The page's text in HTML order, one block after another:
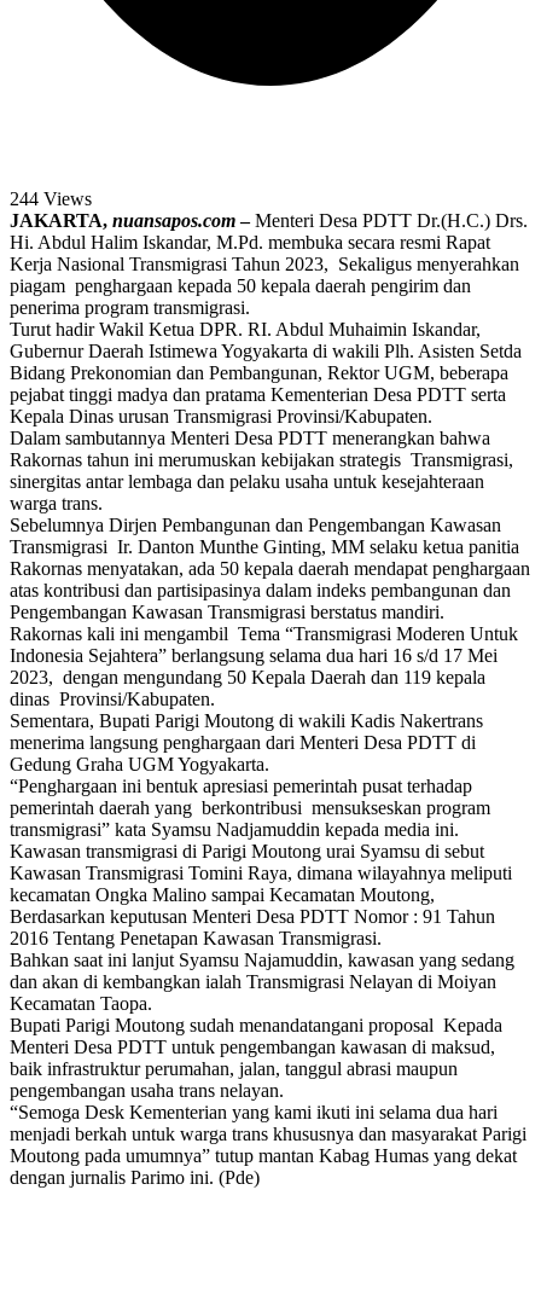
244 Views
JAKARTA, nuansapos.com–Menteri Desa PDTT Dr.(H.C.) Drs.
Hi. Abdul Halim Iskandar, M.Pd. membuka secara resmi Rapat
Kerja Nasional Transmigrasi Tahun 2023, Sekaligus menyerahkan
piagam penghargaan kepada 50 kepala daerah pengirim dan
penerima program transmigrasi.
Turut hadir Wakil Ketua DPR. RI. Abdul Muhaimin Iskandar,
Gubernur Daerah Istimewa Yogyakarta di wakili Plh. Asisten Setda
Bidang Prekonomian dan Pembangunan, Rektor UGM, beberapa
pejabat tinggi madya dan pratama Kementerian Desa PDTT serta
Kepala Dinas urusan Transmigrasi Provinsi/Kabupaten.
Dalam sambutannya Menteri Desa PDTT menerangkan bahwa
Rakornas tahun ini merumuskan kebijakan strategis Transmigrasi,
sinergitas antar lembaga dan pelaku usaha untuk kesejahteraan
warga trans.
Sebelumnya Dirjen Pembangunan dan Pengembangan Kawasan
Transmigrasi Ir. Danton Munthe Ginting, MM selaku ketua panitia
Rakornas menyatakan, ada 50 kepala daerah mendapat penghargaan
atas kontribusi dan partisipasinya dalam indeks pembangunan dan
Pengembangan Kawasan Transmigrasi berstatus mandiri.
Rakornas kali ini mengambil Tema “Transmigrasi Moderen Untuk
Indonesia Sejahtera” berlangsung selama dua hari 16 s/d 17 Mei
2023, dengan mengundang 50 Kepala Daerah dan 119 kepala
dinas Provinsi/Kabupaten.
Sementara, Bupati Parigi Moutong di wakili Kadis Nakertrans
menerima langsung penghargaan dari Menteri Desa PDTT di
Gedung Graha UGM Yogyakarta.
“Penghargaan ini bentuk apresiasi pemerintah pusat terhadap
pemerintah daerah yang berkontribusi mensukseskan program
transmigrasi” kata Syamsu Nadjamuddin kepada media ini.
Kawasan transmigrasi di Parigi Moutong urai Syamsu di sebut
Kawasan Transmigrasi Tomini Raya, dimana wilayahnya meliputi
kecamatan Ongka Malino sampai Kecamatan Moutong,
Berdasarkan keputusan Menteri Desa PDTT Nomor : 91 Tahun
2016 Tentang Penetapan Kawasan Transmigrasi.
Bahkan saat ini lanjut Syamsu Najamuddin, kawasan yang sedang
dan akan di kembangkan ialah Transmigrasi Nelayan di Moiyan
Kecamatan Taopa.
Bupati Parigi Moutong sudah menandatangani proposal Kepada
Menteri Desa PDTT untuk pengembangan kawasan di maksud,
baik infrastruktur perumahan, jalan, tanggul abrasi maupun
pengembangan usaha trans nelayan.
“Semoga Desk Kementerian yang kami ikuti ini selama dua hari
menjadi berkah untuk warga trans khususnya dan masyarakat Parigi
Moutong pada umumnya” tutup mantan Kabag Humas yang dekat
dengan jurnalis Parimo ini. (Pde)